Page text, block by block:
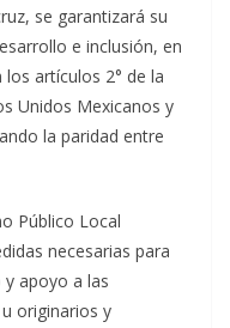
se garantizará su
e inclusión, en
artículos 2° de la
Unidos Mexicanos y
la paridad entre
Público Local
necesarias para
apoyo a las
originarios y